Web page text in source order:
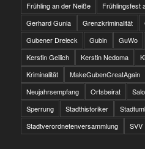
Frühling an der Neiße
Frühlingsfest
Gerhard Gunia
Grenzkriminalität
Gubener Dreieck
Gubin GuWo
Kerstin Geilich
Kerstin Nedoma
Kriminalität
MakeGubenGreatAgain
Neujahrsempfang
Ortsbeirat
Sperrung
Stadthistoriker
Stadtverordnetenversammlung
SVV